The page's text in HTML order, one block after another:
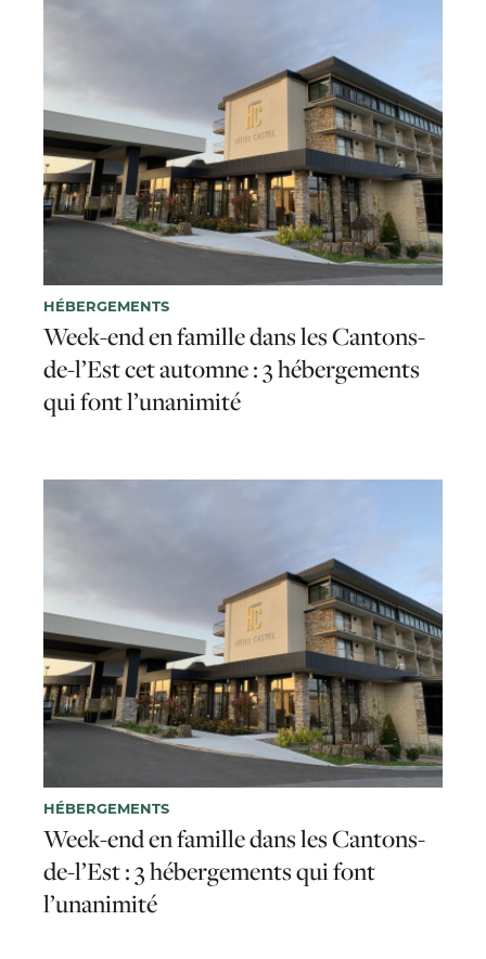
HÉBERGEMENTS
Week-end en famille dans les Cantons-
de-l’Est cet automne : 3 hébergements
qui font l’unanimité
HÉBERGEMENTS
Week-end en famille dans les Cantons-
de-l’Est : 3 hébergements qui font
l’unanimité